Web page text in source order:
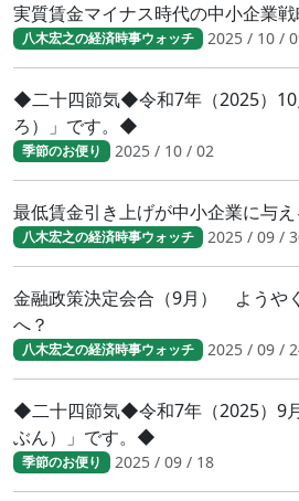
実質賃金マイナス時代の中小企業戦
八木宏之の経済時事ウォッチ 2025 / 10 /
◆二十四節気◆令和7年（2025）10
ろ）」です。◆
季節のお便り 2025 / 10 / 02
最低賃金引き上げが中小企業に与
八木宏之の経済時事ウォッチ 2025 / 09 /
金融政策決定会合（9月） ようや
へ？
八木宏之の経済時事ウォッチ 2025 / 09 /
◆二十四節気◆令和7年（2025）9
ぶん）」です。◆
季節のお便り 2025 / 09 / 18